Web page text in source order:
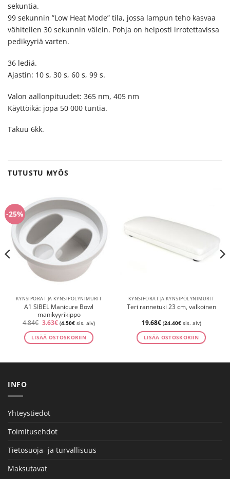
sekuntia.
99 sekunnin ”Low Heat Mode” tila, jossa lampun teho kasvaa
vähitellen 30 sekunnin välein. Pohja on helposti irrotettavissa
pedikyyriä varten.
36 lediä.
Ajastin: 10 s, 30 s, 60 s, 99 s.
Valon aallonpituudet: 365 nm, 405 nm
Käyttöikä: jopa 50 000 tuntia.
Takuu 6kk.
TUTUSTU MYÖS
-25%
KYNSIPORAT JA KYNSIPÖLYNIMURIT
A1 SIBEL Manicure Bowl
manikyyrikippo
4.84€ Alkuperäinen
oli:
4.84€.
3.63€Nykyinen
hinta
on:
3.63€.
(4.50€sis. alv)
LISÄÄ OSTOSKORIIN
KYNSIPORAT JA KYNSIPÖLYNIMURIT
Teri rannetuki 23 cm, valkoinen
19.68€ (24.40€sis. alv)
LISÄÄ OSTOSKORIIN
INFO
Yhteystiedot
Toimitusehdot
Tietosuoja- ja turvallisuus
Maksutavat